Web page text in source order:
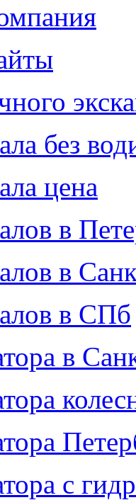
без
цена
в
в
в СПб
в
с